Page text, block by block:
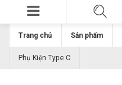
Trang chủ Sản phẩm
Phụ Kiện Type C